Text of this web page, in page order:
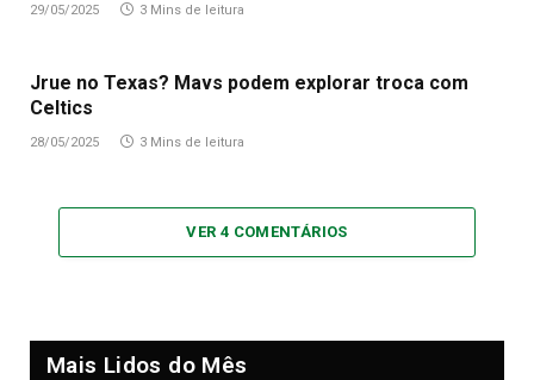
29/05/2025 3 Mins de leitura
Jrue no Texas? Mavs podem explorar troca com
Celtics
28/05/2025 3 Mins de leitura
VER 4 COMENTÁRIOS
Mais Lidos do Mês